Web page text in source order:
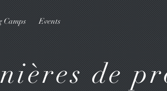
Camps Events
de